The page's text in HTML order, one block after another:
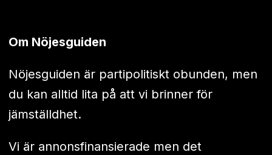
Om Nöjesguiden
Nöjesguiden är partipolitiskt obunden, men
du kan alltid lita på att vi brinner för
jämställdhet.
Vi är annonsfinansierade men det